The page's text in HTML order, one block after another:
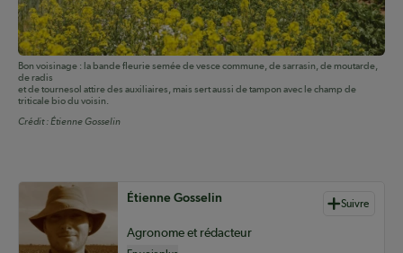
Bon voisinage : la bande fleurie semée de vesce commune, de sarrasin, de moutarde,
de radis
et de tournesol attire des auxiliaires, mais sert aussi de tampon avec le champ de
triticale bio du voisin.
Crédit :Étienne Gosselin
Auteurs de contenu
Étienne Gosselin Suivre
Agronome et rédacteur